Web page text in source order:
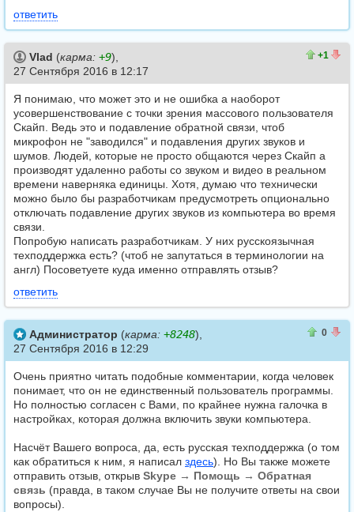
ответить
+1
Vlad (карма: +9),
27 Сентября 2016 в 12:17
Я понимаю, что может это и не ошибка а наоборот
усовершенствование с точки зрения массового пользователя
Скайп. Ведь это и подавление обратной связи, чтоб
микрофон не "заводился" и подавления других звуков и
шумов. Людей, которые не просто общаются через Скайп а
производят удаленно работы со звуком и видео в реальном
времени наверняка единицы. Хотя, думаю что технически
можно было бы разработчикам предусмотреть опционально
отключать подавление других звуков из компьютера во время
связи.
Попробую написать разработчикам. У них русскоязычная
техподдержка есть? (чтоб не запутаться в терминологии на
англ) Посоветуете куда именно отправлять отзыв?
ответить
0
Администратор (карма: +8248),
27 Сентября 2016 в 12:29
Очень приятно читать подобные комментарии, когда человек
понимает, что он не единственный пользователь программы.
Но полностью согласен с Вами, по крайнее нужна галочка в
настройках, которая должна включить звуки компьютера.
Насчёт Вашего вопроса, да, есть русская техподдержка (о том
как обратиться к ним, я написал здесь). Но Вы также можете
отправить отзыв, открыв Skype → Помощь → Обратная
связь (правда, в таком случае Вы не получите ответы на свои
вопросы).